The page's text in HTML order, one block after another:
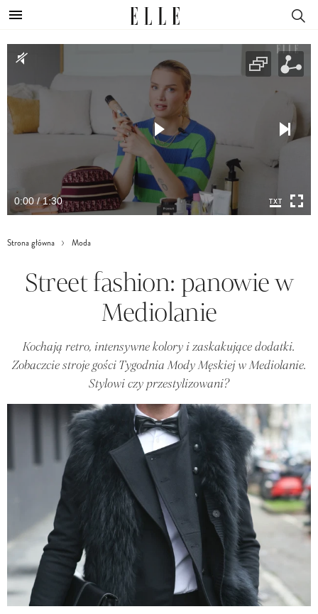
0:00 / 1:30
Strona główna Moda
Street fashion: panowie w
Mediolanie
Kochają retro, intensywne kolory i zaskakujące dodatki.
Zobaczcie stroje gości Tygodnia Mody Męskiej w Mediolanie.
Stylowi czy przestylizowani?